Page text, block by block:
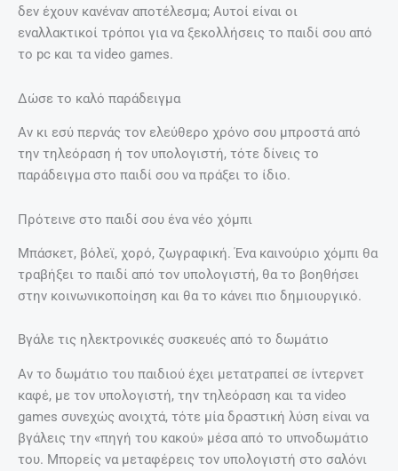
δεν έχουν κανέναν αποτέλεσμα; Αυτοί είναι οι
εναλλακτικοί τρόποι για να ξεκολλήσεις το παιδί σου από
το pc και τα video games.
Δώσε το καλό παράδειγμα
Αν κι εσύ περνάς τον ελεύθερο χρόνο σου μπροστά από
την τηλεόραση ή τον υπολογιστή, τότε δίνεις το
παράδειγμα στο παιδί σου να πράξει το ίδιο.
Πρότεινε στο παιδί σου ένα νέο χόμπι
Μπάσκετ, βόλεϊ, χορό, ζωγραφική. Ένα καινούριο χόμπι θα
τραβήξει το παιδί από τον υπολογιστή, θα το βοηθήσει
στην κοινωνικοποίηση και θα το κάνει πιο δημιουργικό.
Βγάλε τις ηλεκτρονικές συσκευές από το δωμάτιο
Αν το δωμάτιο του παιδιού έχει μετατραπεί σε ίντερνετ
καφέ, με τον υπολογιστή, την τηλεόραση και τα video
games συνεχώς ανοιχτά, τότε μία δραστική λύση είναι να
βγάλεις την «πηγή του κακού» μέσα από το υπνοδωμάτιο
του. Μπορείς να μεταφέρεις τον υπολογιστή στο σαλόνι